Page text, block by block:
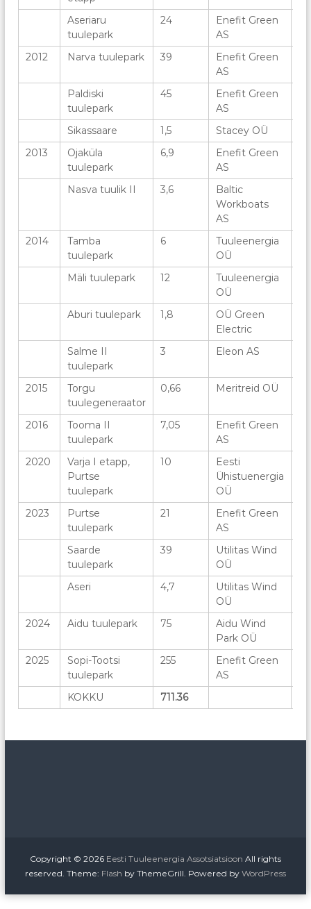
Aseriaru
tuulepark
24
Enefit Green
AS
2012 Narva tuulepark 39
Enefit Green
AS
Paldiski
tuulepark
45
Enefit Green
AS
Sikassaare 1,5 Stacey OÜ
2013
Ojaküla
tuulepark
6,9
Enefit Green
AS
Nasva tuulik II 3,6
Baltic
Workboats
AS
2014
Tamba
tuulepark
6
Tuuleenergia
OÜ
Mäli tuulepark 12
Tuuleenergia
OÜ
Aburi tuulepark 1,8
OÜ Green
Electric
Salme II
tuulepark
3 Eleon AS
2015
Torgu
tuulegeneraator
0,66 Meritreid OÜ
2016
Tooma II
tuulepark
7,05
Enefit Green
AS
2020
Varja I etapp,
Purtse
tuulepark
10
Eesti
Ühistuenergia
OÜ
2023
Purtse
tuulepark
21
Enefit Green
AS
Saarde
tuulepark
39
Utilitas Wind
OÜ
Aseri 4,7
Utilitas Wind
OÜ
2024 Aidu tuulepark 75
Aidu Wind
Park OÜ
2025
Sopi-Tootsi
tuulepark
255
Enefit Green
AS
KOKKU 711.36
Copyright © 2026 Eesti Tuuleenergia Assotsiatsioon All rights
reserved. Theme: Flash by ThemeGrill. Powered by WordPress